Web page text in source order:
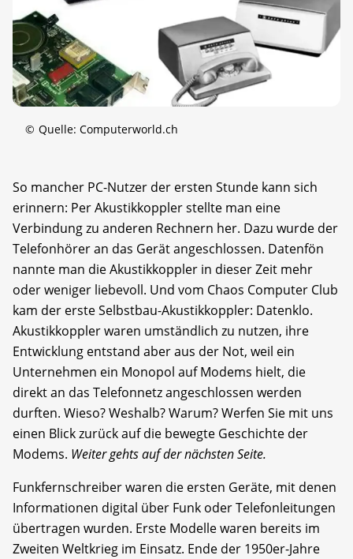
© Quelle: Computerworld.ch
So mancher PC-Nutzer der ersten Stunde kann sich
erinnern: Per Akustikkoppler stellte man eine
Verbindung zu anderen Rechnern her. Dazu wurde der
Telefonhörer an das Gerät angeschlossen. Datenfön
nannte man die Akustikkoppler in dieser Zeit mehr
oder weniger liebevoll. Und vom Chaos Computer Club
kam der erste Selbstbau-Akustikkoppler: Datenklo.
Akustikkoppler waren umständlich zu nutzen, ihre
Entwicklung entstand aber aus der Not, weil ein
Unternehmen ein Monopol auf Modems hielt, die
direkt an das Telefonnetz angeschlossen werden
durften. Wieso? Weshalb? Warum? Werfen Sie mit uns
einen Blick zurück auf die bewegte Geschichte der
Modems. Weiter gehts auf der nächsten Seite.
Funkfernschreiber waren die ersten Geräte, mit denen
Informationen digital über Funk oder Telefonleitungen
übertragen wurden. Erste Modelle waren bereits im
Zweiten Weltkrieg im Einsatz. Ende der 1950er-Jahre